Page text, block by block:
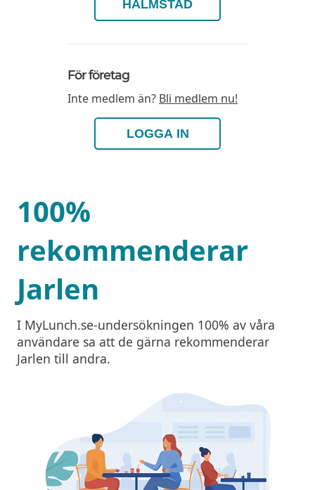
HALMSTAD
För företag
Inte medlem än? Bli medlem nu!
LOGGA IN
100%
rekommenderar
Jarlen
I MyLunch.se-undersökningen 100% av våra
användare sa att de gärna rekommenderar
Jarlen till andra.